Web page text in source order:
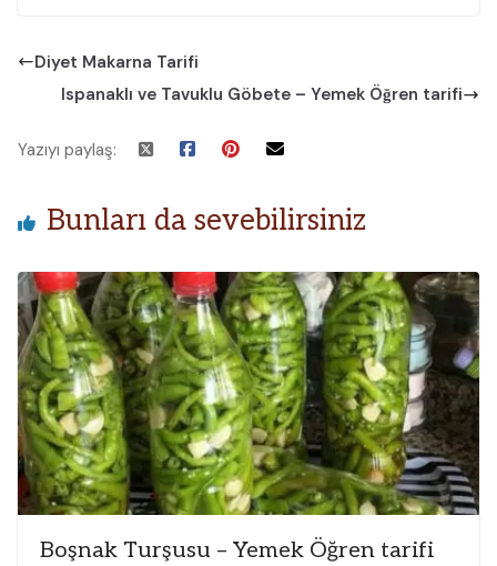
Diyet Makarna Tarifi
Ispanaklı ve Tavuklu Göbete – Yemek Öğren tarifi
Yazıyı paylaş:
Bunları da sevebilirsiniz
Boşnak Turşusu – Yemek Öğren tarifi